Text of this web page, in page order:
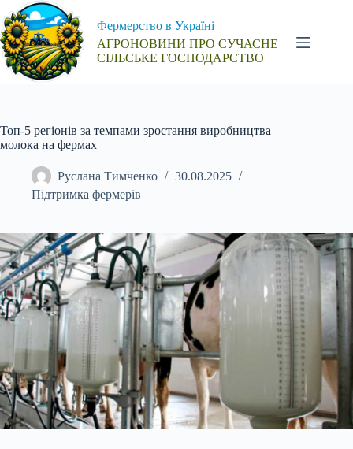
Перейти
до
вмісту
Фермерство в Україні
АГРОНОВИНИ ПРО СУЧАСНЕ
СІЛЬСЬКЕ ГОСПОДАРСТВО
Топ-5 регіонів за темпами зростання виробництва
молока на фермах
Руслана Тимченко
30.08.2025
Підтримка фермерів